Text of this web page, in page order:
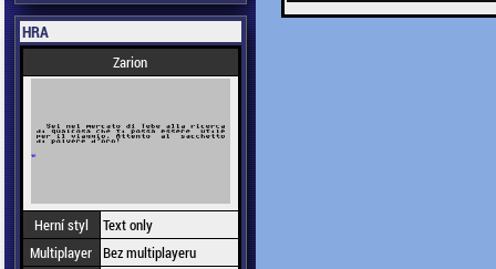
HRA
Zarion
Herní styl
Text only
Multiplayer Bez multiplayeru